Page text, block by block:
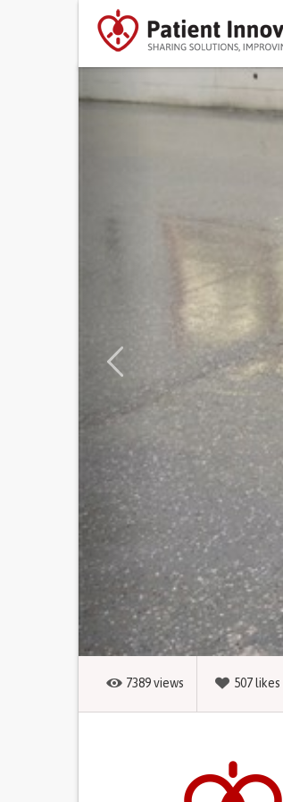
7389views 507 likes